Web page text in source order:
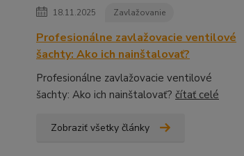
18.11.2025 Zavlažovanie
Profesionálne zavlažovacie ventilové
šachty: Ako ich nainštalovať?
Profesionálne zavlažovacie ventilové
šachty: Ako ich nainštalovať? čítať celé
Zobraziť všetky články